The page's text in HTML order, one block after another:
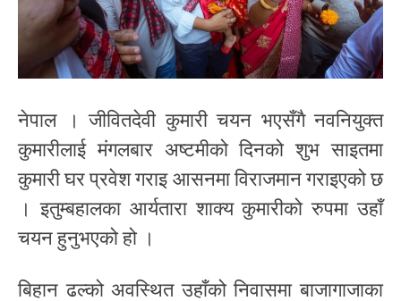
नेपाल । जीवितदेवी कुमारी चयन भएसँगै नवनियुक्त
कुमारीलाई मंगलबार अष्टमीको दिनको शुभ साइतमा
कुमारी घर प्रवेश गराइ आसनमा विराजमान गराइएको छ
। इतुम्बहालका आर्यतारा शाक्य कुमारीको रुपमा उहाँ
चयन हुनुभएको हो ।
बिहान ढल्को अवस्थित उहाँको निवासमा बाजागाजाका